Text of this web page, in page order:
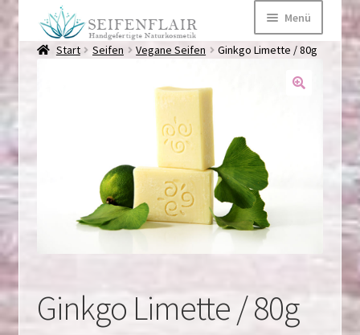
Zur
Navigation
springen
Zum
Inhalt
springen
Menü
Startseite
Kategorien
Start Seifen Vegane Seifen Ginkgo Limette / 80g
Ginkgo Limette / 80g